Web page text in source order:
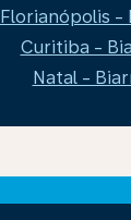
Florianópolis -
Curitiba -
Natal -